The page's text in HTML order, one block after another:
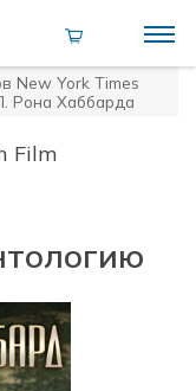
New York Times
Рона Хаббарда
Film